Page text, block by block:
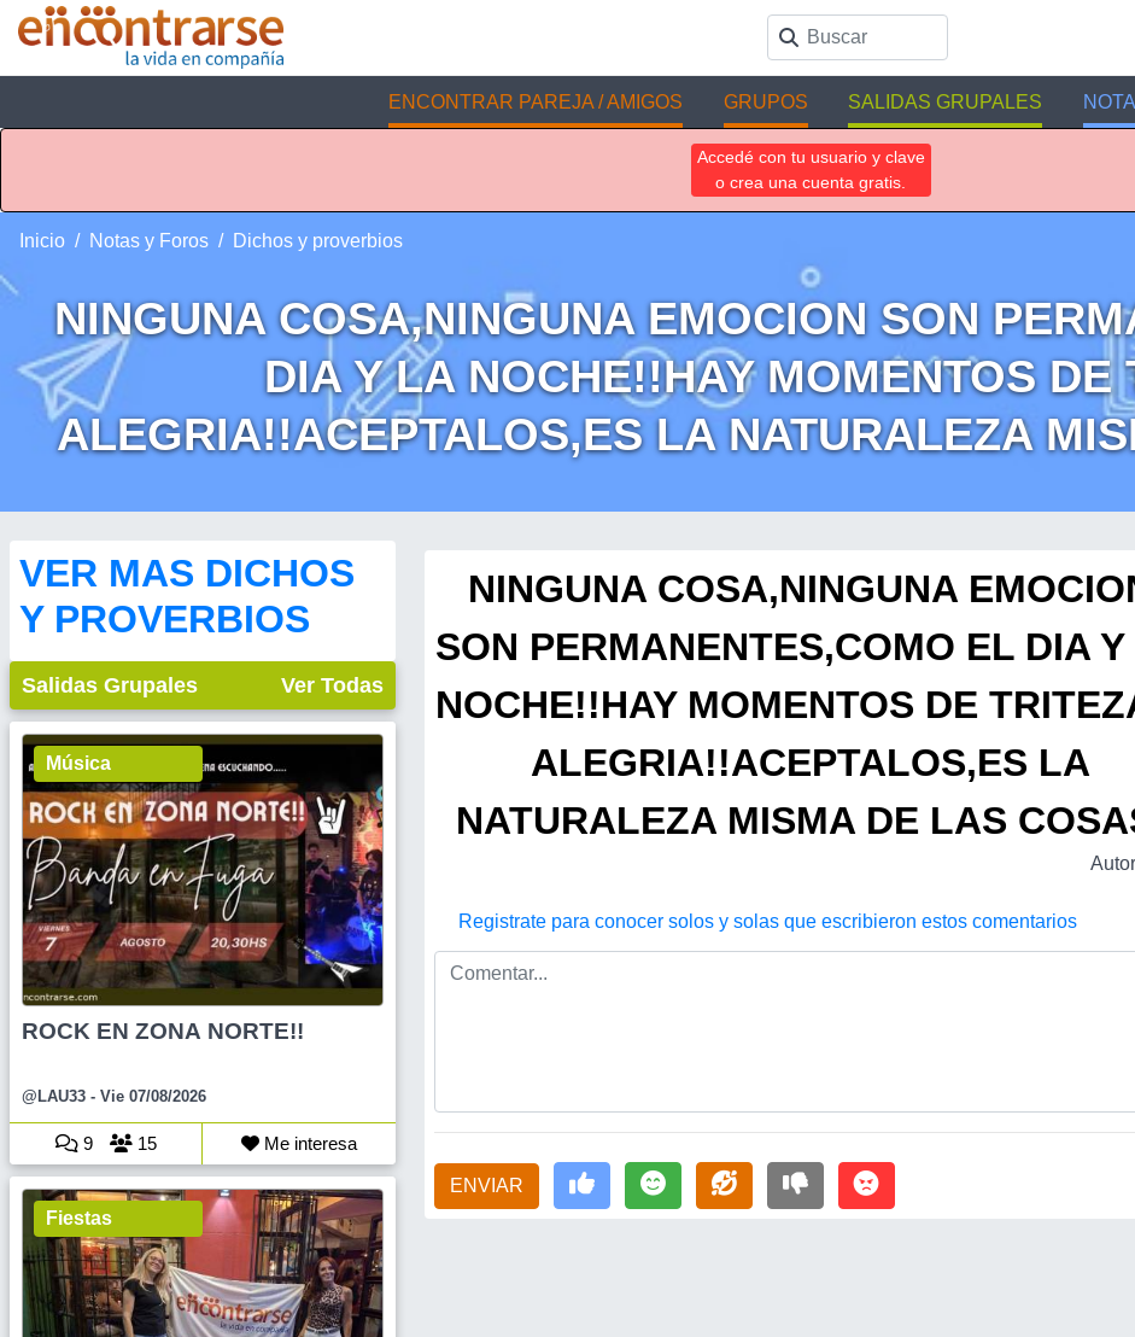
ENCONTRAR PAREJA / AMIGOS GRUPOS SALIDAS GRUPALES
Accedé con tu usuario y clave
o crea una cuenta gratis.
Inicio Notas y Foros Dichos y proverbios
NINGUNA COSA,NINGUNA EMOCION SON
DIA Y LA NOCHE!!HAY MOMENTOS DE
ALEGRIA!!ACEPTALOS,ES LA NATURALEZA
VER MAS DICHOS
Y PROVERBIOS
Salidas Grupales Ver Todas
Música
ROCK EN ZONA NORTE!!
@LAU33 - Vie 07/08/2026
9 15 Me interesa
Fiestas
NINGUNA COSA,NINGUNA
SON PERMANENTES,COMO EL DIA
NOCHE!!HAY MOMENTOS DE
ALEGRIA!!ACEPTALOS,ES LA
NATURALEZA MISMA DE LAS
Autor
Registrate para conocer solos y solas que escribieron estos comentarios
ENVIAR